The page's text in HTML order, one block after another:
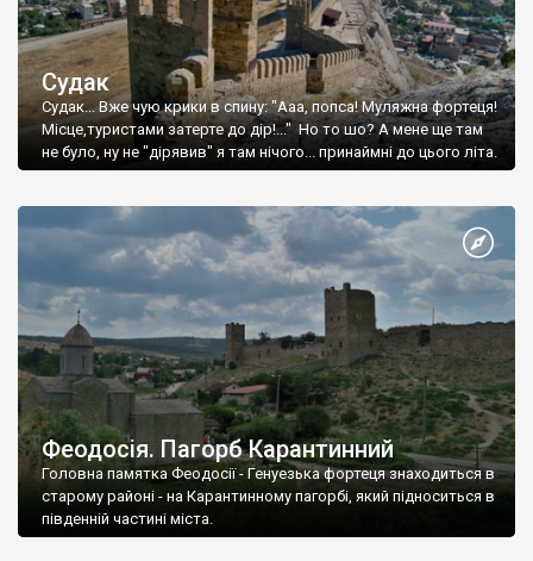
Судак
Судак... Вже чую крики в спину: "Ааа, попса! Муляжна фортеця!
Місце,туристами затерте до дір!..." Но то шо? А мене ще там
не було, ну не "дірявив" я там нічого... принаймні до цього літа.
Феодосія. Пагорб Карантинний
Головна памятка Феодосії - Генуезька фортеця знаходиться в
старому районі - на Карантинному пагорбі, який підноситься в
південній частині міста.